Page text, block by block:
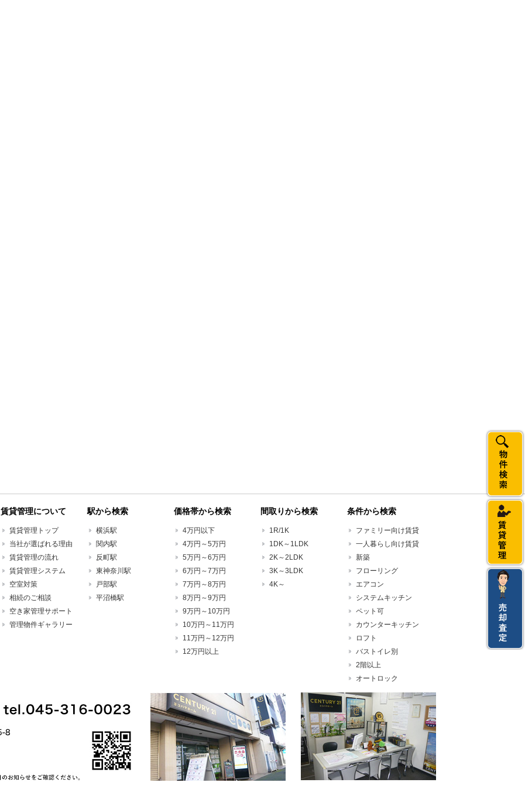
賃貸管理について
賃貸管理トップ
当社が選ばれる理由
賃貸管理の流れ
賃貸管理システム
空室対策
相続のご相談
空き家管理サポート
管理物件ギャラリー
駅から検索
横浜駅
関内駅
反町駅
東神奈川駅
戸部駅
平沼橋駅
価格帯から検索
4万円以下
4万円～5万円
5万円～6万円
6万円～7万円
7万円～8万円
8万円～9万円
9万円～10万円
10万円～11万円
11万円～12万円
12万円以上
間取りから検索
1R/1K
1DK～1LDK
2K～2LDK
3K～3LDK
4K～
条件から検索
ファミリー向け賃貸
一人暮らし向け賃貸
新築
フローリング
エアコン
システムキッチン
ペット可
カウンターキッチン
ロフト
バストイレ別
2階以上
オートロック